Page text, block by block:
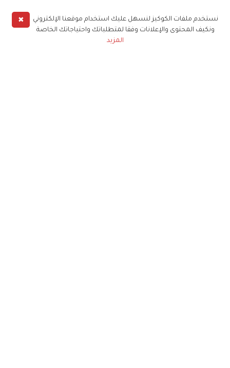
✖
نستخدم ملفات الكوكيز لنسهل عليك استخدام موقعنا الإلكتروني
ونكيف المحتوى والإعلانات وفقا لمتطلباتك واحتياجاتك الخاصة
المزيد